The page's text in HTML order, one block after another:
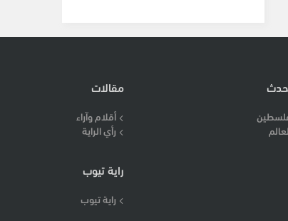
مقالات
أقلام وآراء
رأي الراية
راية تيوب
راية تيوب